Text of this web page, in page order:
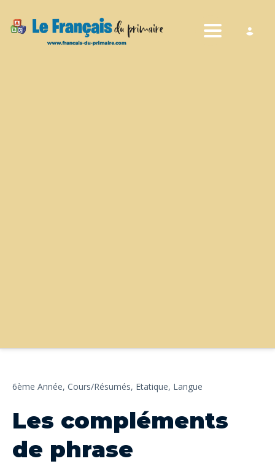
Toggle
6ème Année, Cours/Résumés, Etatique, Langue
Les compléments
de phrase